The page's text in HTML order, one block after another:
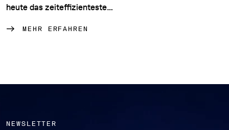
heute das zeiteffizienteste…
MEHR ERFAHREN
NEWSLETTER